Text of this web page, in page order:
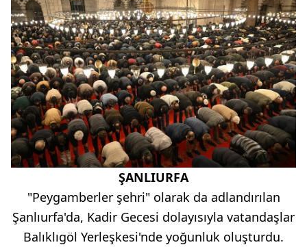
ŞANLIURFA
"Peygamberler şehri" olarak da adlandırılan
Şanlıurfa'da, Kadir Gecesi dolayısıyla vatandaşlar
Balıklıgöl Yerleşkesi'nde yoğunluk oluşturdu.